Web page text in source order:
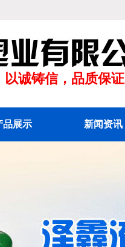
诚铸信，品质保证
品展示 新闻资讯